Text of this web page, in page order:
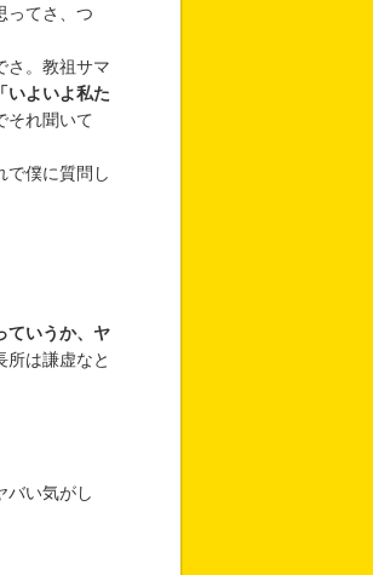
ってさ、つ
。教祖サマ
「いよいよ私た
それ聞いて
で僕に質問し
ていうか、ヤ
所は謙虚なと
バい気がし